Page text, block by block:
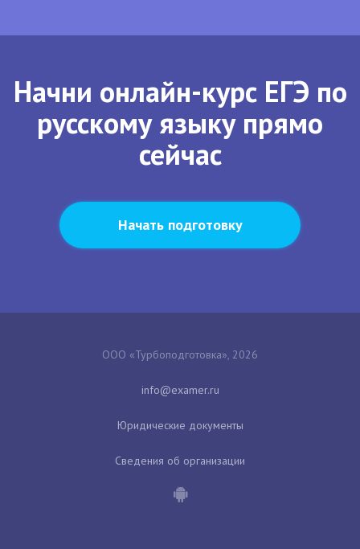
Начни онлайн-курс ЕГЭ по
русскому языку прямо
сейчас
Начать подготовку
ООО «Турбоподготовка», 2026
Юридические документы
Сведения об организации